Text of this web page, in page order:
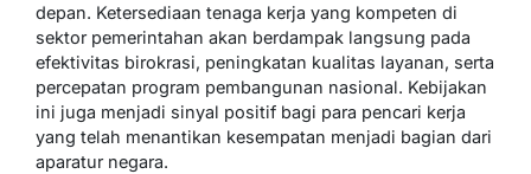
depan. Ketersediaan tenaga kerja yang kompeten di
sektor pemerintahan akan berdampak langsung pada
efektivitas birokrasi, peningkatan kualitas layanan, serta
percepatan program pembangunan nasional. Kebijakan
ini juga menjadi sinyal positif bagi para pencari kerja
yang telah menantikan kesempatan menjadi bagian dari
aparatur negara.